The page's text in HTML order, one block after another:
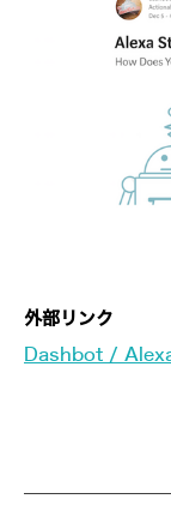
外部リンク
Dashbot /